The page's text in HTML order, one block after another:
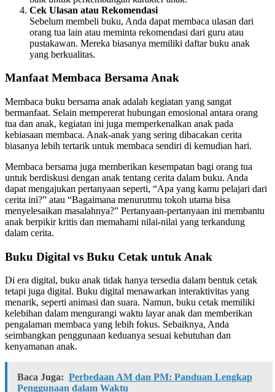
Cek Ulasan atau Rekomendasi
Sebelum membeli buku, Anda dapat membaca ulasan dari
orang tua lain atau meminta rekomendasi dari guru atau
pustakawan. Mereka biasanya memiliki daftar buku anak
yang berkualitas.
Manfaat Membaca Bersama Anak
Membaca buku bersama anak adalah kegiatan yang sangat
bermanfaat. Selain mempererat hubungan emosional antara orang
tua dan anak, kegiatan ini juga memperkenalkan anak pada
kebiasaan membaca. Anak-anak yang sering dibacakan cerita
biasanya lebih tertarik untuk membaca sendiri di kemudian hari.
Membaca bersama juga memberikan kesempatan bagi orang tua
untuk berdiskusi dengan anak tentang cerita dalam buku. Anda
dapat mengajukan pertanyaan seperti, “Apa yang kamu pelajari dari
cerita ini?” atau “Bagaimana menurutmu tokoh utama bisa
menyelesaikan masalahnya?” Pertanyaan-pertanyaan ini membantu
anak berpikir kritis dan memahami nilai-nilai yang terkandung
dalam cerita.
Buku Digital vs Buku Cetak untuk Anak
Di era digital, buku anak tidak hanya tersedia dalam bentuk cetak
tetapi juga digital. Buku digital menawarkan interaktivitas yang
menarik, seperti animasi dan suara. Namun, buku cetak memiliki
kelebihan dalam mengurangi waktu layar anak dan memberikan
pengalaman membaca yang lebih fokus. Sebaiknya, Anda
seimbangkan penggunaan keduanya sesuai kebutuhan dan
kenyamanan anak.
Baca Juga: Perbedaan AM dan PM: Panduan Lengkap
Penggunaan dalam Waktu